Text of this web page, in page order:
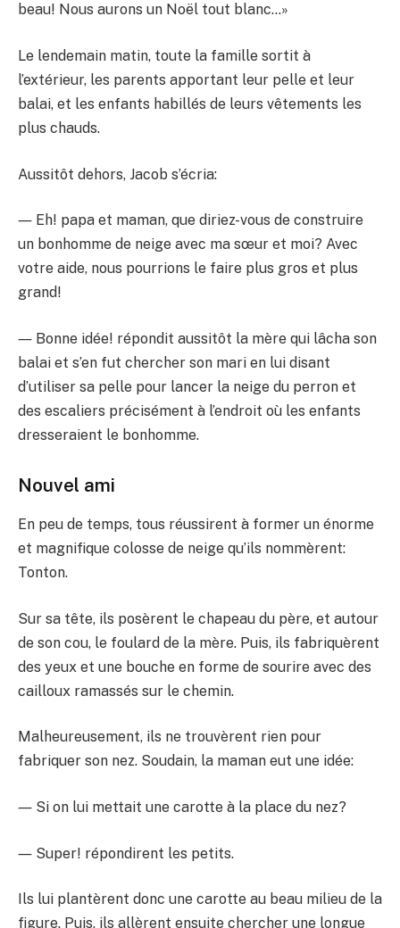
beau! Nous aurons un Noël tout blanc…»
Le lendemain matin, toute la famille sortit à
l’extérieur, les parents apportant leur pelle et leur
balai, et les enfants habillés de leurs vêtements les
plus chauds.
Aussitôt dehors, Jacob s’écria:
― Eh! papa et maman, que diriez-vous de construire
un bonhomme de neige avec ma sœur et moi? Avec
votre aide, nous pourrions le faire plus gros et plus
grand!
― Bonne idée! répondit aussitôt la mère qui lâcha son
balai et s’en fut chercher son mari en lui disant
d’utiliser sa pelle pour lancer la neige du perron et
des escaliers précisément à l’endroit où les enfants
dresseraient le bonhomme.
Nouvel ami
En peu de temps, tous réussirent à former un énorme
et magnifique colosse de neige qu’ils nommèrent:
Tonton.
Sur sa tête, ils posèrent le chapeau du père, et autour
de son cou, le foulard de la mère. Puis, ils fabriquèrent
des yeux et une bouche en forme de sourire avec des
cailloux ramassés sur le chemin.
Malheureusement, ils ne trouvèrent rien pour
fabriquer son nez. Soudain, la maman eut une idée:
― Si on lui mettait une carotte à la place du nez?
― Super! répondirent les petits.
Ils lui plantèrent donc une carotte au beau milieu de la
figure. Puis, ils allèrent ensuite chercher une longue